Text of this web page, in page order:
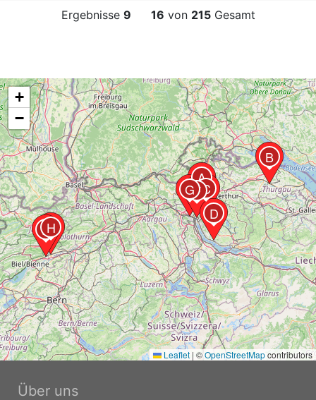
Ergebnisse 9 16 von 215Gesamt
A
B
C
D
E
F
G
H
+
−
Leaflet | ©OpenStreetMapcontributors
Über uns